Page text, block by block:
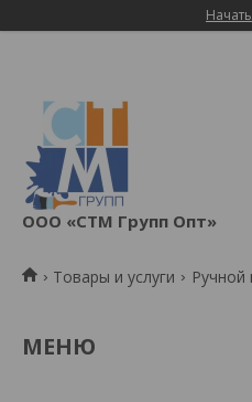
ООО «СТМ Групп Опт»
Товары и услуги Ручной